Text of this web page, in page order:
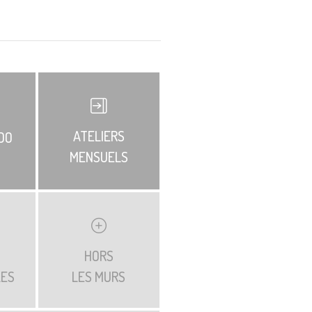
ATELIERS
MENSUELS
HORS
LES MURS